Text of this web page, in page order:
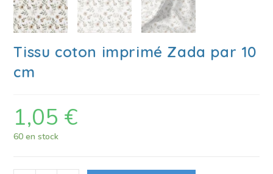
Tissu coton imprimé Zada par 10
cm
1,05 €
60 en stock